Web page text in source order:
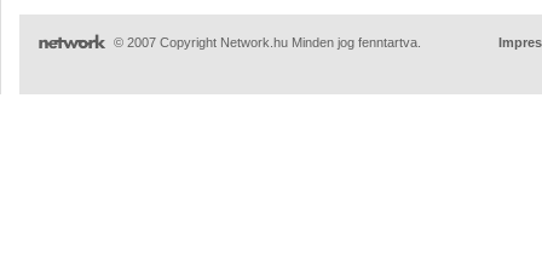
© 2007 Copyright Network.hu Minden jog fenntartva.